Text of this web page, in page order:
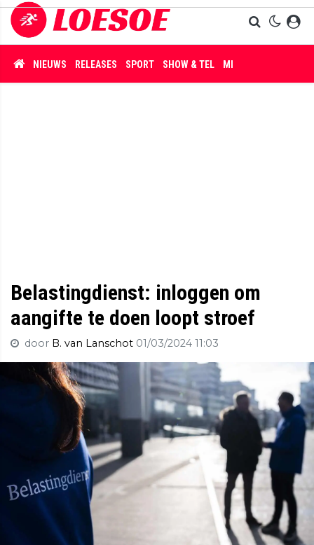
NIEUWS RELEASES SPORT SHOW & TEL MISDAAD
Belastingdienst: inloggen om
aangifte te doen loopt stroef
door B. van Lanschot 01/03/2024 11:03